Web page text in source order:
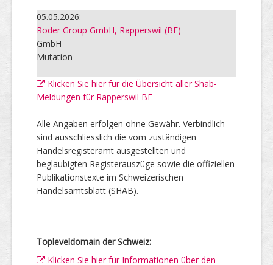
05.05.2026:
Roder Group GmbH, Rapperswil (BE)
GmbH
Mutation
Klicken Sie hier für die Übersicht aller Shab-
Meldungen für Rapperswil BE
Alle Angaben erfolgen ohne Gewähr. Verbindlich
sind ausschliesslich die vom zuständigen
Handelsregisteramt ausgestellten und
beglaubigten Registerauszüge sowie die offiziellen
Publikationstexte im Schweizerischen
Handelsamtsblatt (SHAB).
Topleveldomain der Schweiz:
Klicken Sie hier für Informationen über den